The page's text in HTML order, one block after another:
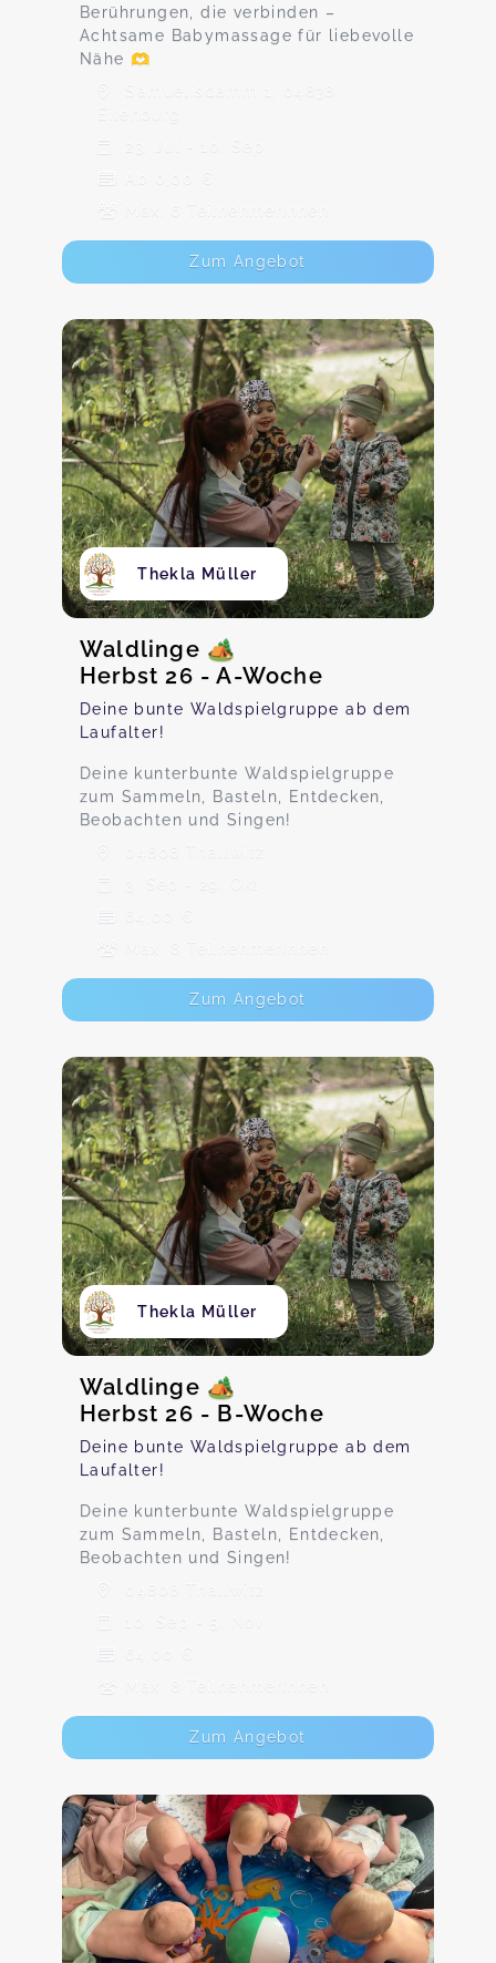
Berührungen, die verbinden –
Achtsame Babymassage für liebevolle
Nähe 🫶
Samuelisdamm 1, 04838
Eilenburg
23. Jul - 10. Sep
Ab 0,00 €
Max. 6 TeilnehmerInnen
Zum Angebot
Thekla Müller
Waldlinge 🏕️
Herbst 26 - A-Woche
Deine bunte Waldspielgruppe ab dem
Laufalter!
Deine kunterbunte Waldspielgruppe
zum Sammeln, Basteln, Entdecken,
Beobachten und Singen!
04808 Thallwitz
3. Sep - 29. Okt
64,00 €
Max. 8 TeilnehmerInnen
Zum Angebot
Thekla Müller
Waldlinge 🏕️
Herbst 26 - B-Woche
Deine bunte Waldspielgruppe ab dem
Laufalter!
Deine kunterbunte Waldspielgruppe
zum Sammeln, Basteln, Entdecken,
Beobachten und Singen!
04808 Thallwitz
10. Sep - 5. Nov
64,00 €
Max. 8 TeilnehmerInnen
Zum Angebot